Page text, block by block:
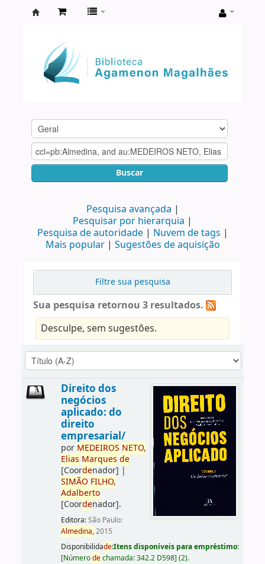
Agamenon
Magalhães
Buscar
Pesquisa avançada
Pesquisar por hierarquia
Pesquisa de autoridade
Nuvem de tags
Mais popular
Sugestões de aquisição
Filtre sua pesquisa
Sua pesquisa retornou 3 resultados.
Desculpe, sem sugestões.
Direito dos
negócios
aplicado: do
direito
empresarial/
por MEDEIROS NETO,
Elias Marques de
[Coordenador] |
SIMÃO FILHO,
Adalberto
[Coordenador].
Editora:São Paulo:
Almedina,2015
Disponibilidade:Itens disponíveis para empréstimo:
[Númerodechamada:342.2 D598] (2).